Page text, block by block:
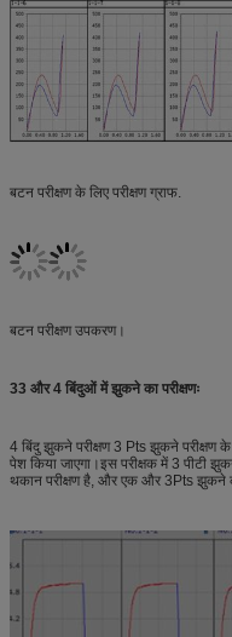
बटन परीक्षण के लिए परीक्षण ग्राफ.
बटन परीक्षण उपकरण।
33 और 4 बिंदुओं में झुकने का परीक्षणः
4 बिंदु झुकने परीक्षण 3 Pts झुकने परीक्षण
पेश किया जाएगा।इस परीक्षक में 3 पीटी
थकान परीक्षण है, और एक और 3Pts झुकने